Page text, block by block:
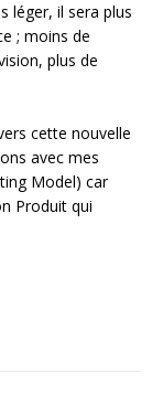
léger, il sera plus
; moins de
plus de
cette nouvelle
avec mes
Model) car
Produit qui